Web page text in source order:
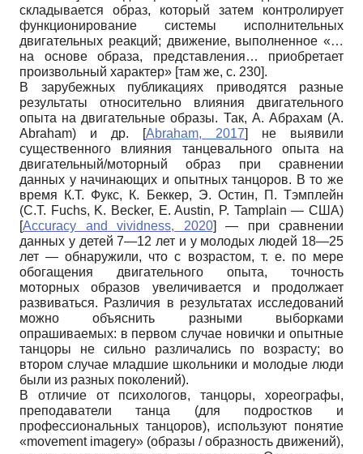
складывается образ, который затем контролирует
функционирование системы исполнительных
двигательных реакций; движение, выполненное «…
на основе образа, представления… приобретает
произвольный характер» [там же, с. 230].
В зарубежных публикациях приводятся разные
результаты относительно влияния двигательного
опыта на двигательные образы. Так, А. Абрахам (A.
Abraham) и др.
[Abraham, 2017]
не выявили
существенного влияния танцевального опыта на
двигательный/моторный образ при сравнении
данных у начинающих и опытных танцоров. В то же
время К.Т. Фукс, К. Беккер, Э. Остин, П. Тэмплейн
(C.T. Fuchs, K. Becker, E. Austin, P. Tamplain — США)
[Accuracy and vividness, 2020] — при сравнении
данных у детей 7—12 лет и у молодых людей 18—25
лет — обнаружили, что с возрастом, т. е. по мере
обогащения двигательного опыта, точность
моторных образов увеличивается и продолжает
развиваться. Различия в результатах исследований
можно объяснить разными выборками
опрашиваемых: в первом случае новички и опытные
танцоры не сильно различались по возрасту; во
втором случае младшие школьники и молодые люди
были из разных поколений).
В отличие от психологов, танцоры, хореографы,
преподаватели танца (для подростков и
профессиональных танцоров), используют понятие
«movement imagery» (образы / образность движений),